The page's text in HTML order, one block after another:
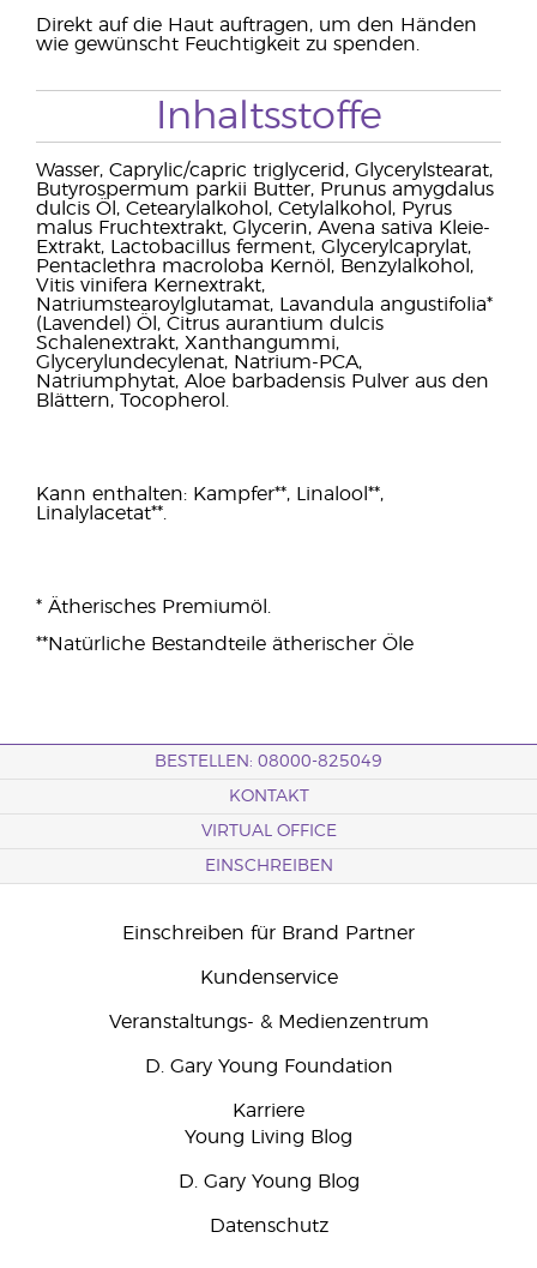
Direkt auf die Haut auftragen, um den Händen
wie gewünscht Feuchtigkeit zu spenden.
Inhaltsstoffe
Wasser, Caprylic/capric triglycerid, Glycerylstearat,
Butyrospermum parkii Butter, Prunus amygdalus
dulcis Öl, Cetearylalkohol, Cetylalkohol, Pyrus
malus Fruchtextrakt, Glycerin, Avena sativa Kleie-
Extrakt, Lactobacillus ferment, Glycerylcaprylat,
Pentaclethra macroloba Kernöl, Benzylalkohol,
Vitis vinifera Kernextrakt,
Natriumstearoylglutamat, Lavandula angustifolia*
(Lavendel) Öl, Citrus aurantium dulcis
Schalenextrakt, Xanthangummi,
Glycerylundecylenat, Natrium-PCA,
Natriumphytat, Aloe barbadensis Pulver aus den
Blättern, Tocopherol.
Kann enthalten: Kampfer**, Linalool**,
Linalylacetat**.
* Ätherisches Premiumöl.
**Natürliche Bestandteile ätherischer Öle
BESTELLEN: 08000-825049
KONTAKT
VIRTUAL OFFICE
EINSCHREIBEN
Einschreiben für Brand Partner
Kundenservice
Veranstaltungs- & Medienzentrum
D. Gary Young Foundation
Karriere
Young Living Blog
D. Gary Young Blog
Datenschutz